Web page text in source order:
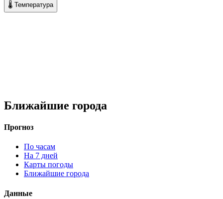
🌡 Температура
Ближайшие города
Прогноз
По часам
На 7 дней
Карты погоды
Ближайшие города
Данные